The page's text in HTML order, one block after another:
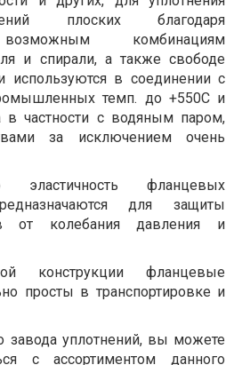
плоских благодаря
комбинациям
и спирали, а также свободе
используются в соединении с
темп. до +550C и
в частности с водяным паром,
за исключением очень
эластичность фланцевых
для защиты
от колебания давления и
конструкции фланцевые
просты в транспортировке и
завода уплотнений, вы можете
с ассортиментом данного